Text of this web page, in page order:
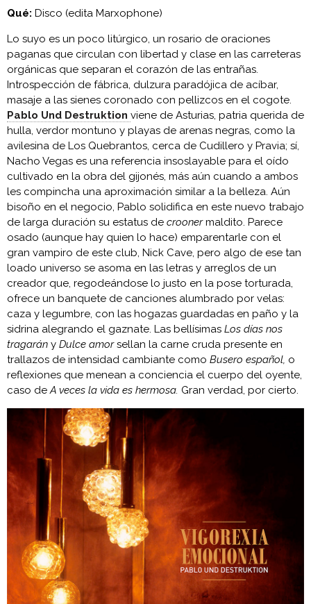
Qué: Disco (edita Marxophone)
Lo suyo es un poco litúrgico, un rosario de oraciones
paganas que circulan con libertad y clase en las carreteras
orgánicas que separan el corazón de las entrañas.
Introspección de fábrica, dulzura paradójica de acíbar,
masaje a las sienes coronado con pellizcos en el cogote.
Pablo Und Destruktion viene de Asturias, patria querida de
hulla, verdor montuno y playas de arenas negras, como la
avilesina de Los Quebrantos, cerca de Cudillero y Pravia; sí,
Nacho Vegas es una referencia insoslayable para el oído
cultivado en la obra del gijonés, más aún cuando a ambos
les compincha una aproximación similar a la belleza. Aún
bisoño en el negocio, Pablo solidifica en este nuevo trabajo
de larga duración su estatus de croonermaldito. Parece
osado (aunque hay quien lo hace) emparentarle con el
gran vampiro de este club, Nick Cave, pero algo de ese tan
loado universo se asoma en las letras y arreglos de un
creador que, regodeándose lo justo en la pose torturada,
ofrece un banquete de canciones alumbrado por velas:
caza y legumbre, con las hogazas guardadas en paño y la
sidrina alegrando el gaznate. Las bellísimas Los días nos
tragarán y Dulce amorsellan la carne cruda presente en
trallazos de intensidad cambiante como Busero español, o
reflexiones que menean a conciencia el cuerpo del oyente,
caso deA veces la vida es hermosa. Gran verdad, por cierto.